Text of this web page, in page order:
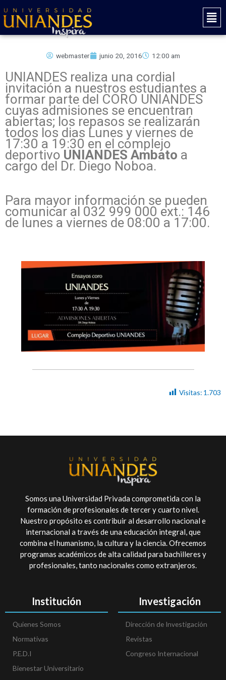
al
contenido
Main
webmaster junio 20, 2016 12:00 am
UNIANDES realiza una cordial
invitación a nuestros estudiantes a
formar parte del CORO UNIANDES
cuyas admisiones se encuentran
abiertas; los repasos se realizarán
todos los dias Lunes y viernes de
17:30 a 19:30 en el complejo
deportivo UNIANDES Ambato a
cargo del Dr. Diego Noboa.
Para mayor información se pueden
comunicar al 032 999 000 ext.: 146
de lunes a viernes de 08:00 a 17:00.
Visitas: 1.703
Somos una Universidad Privada comprometida con la
formación de profesionales de tercer y cuarto nivel.
Nuestro propósito es contribuir al desarrollo nacional e
internacional a través de una educación integral, que
combina el humanismo, la cultura y la ciencia. Ofrecemos
programas académicos de alta calidad para bachilleres y
profesionales, tanto nacionales como extranjeros.
Institución
Quienes Somos
Normativas
P.E.D.I
Bienestar Universitario
Investigación
Dirección de Investigación
Revistas
Congreso Internacional